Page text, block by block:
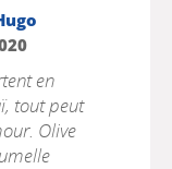
en
tout peut
Olive